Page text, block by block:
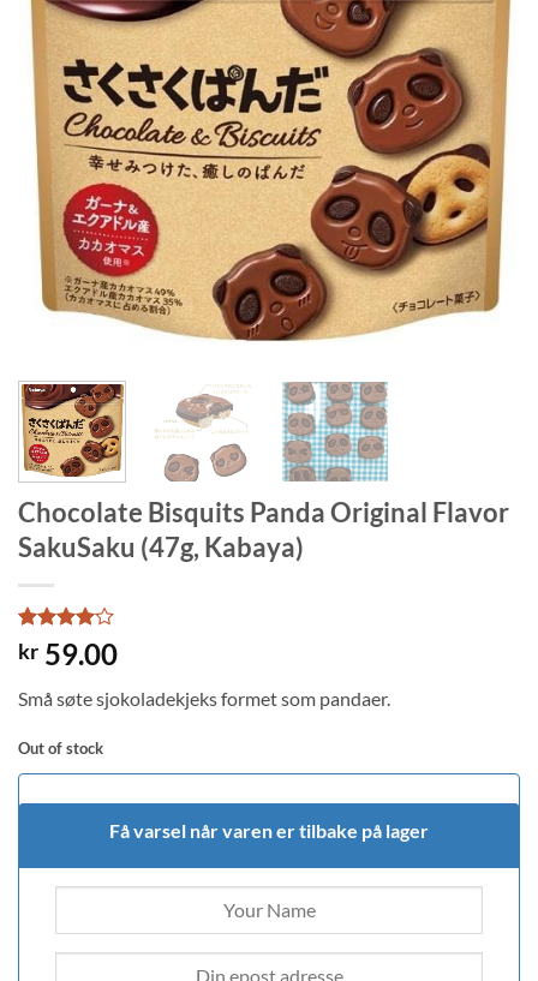
Chocolate Bisquits Panda Original Flavor
SakuSaku (47g, Kabaya)
Rated4
out of 5
2
customer
kr 59.00
Små søte sjokoladekjeks formet som pandaer.
Out of stock
Få varsel når varen er tilbake på lager